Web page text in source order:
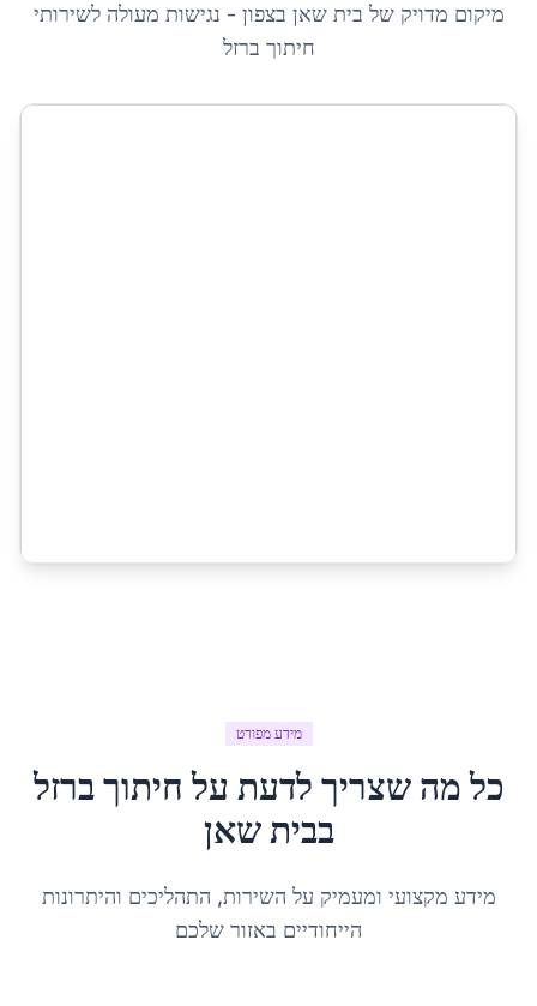
מיקום מדויק של בית שאן בצפון - נגישות מעולה לשירותי
חיתוך ברזל
מידע מפורט
כל מה שצריך לדעת על חיתוך ברזל
בבית שאן
מידע מקצועי ומעמיק על השירות, התהליכים והיתרונות
הייחודיים באזור שלכם